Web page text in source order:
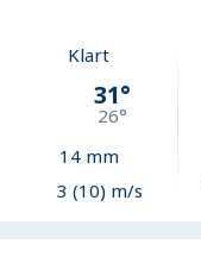
Klart
31°
26°
14mm
3 (10) m/s